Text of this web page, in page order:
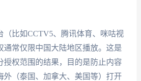
（比如CCTV5、腾讯体育、咪咕视
通常仅限中国大陆地区播放。这是
授权范围的结果，目的是防止内容
外（泰国、加拿大、美国等）打开